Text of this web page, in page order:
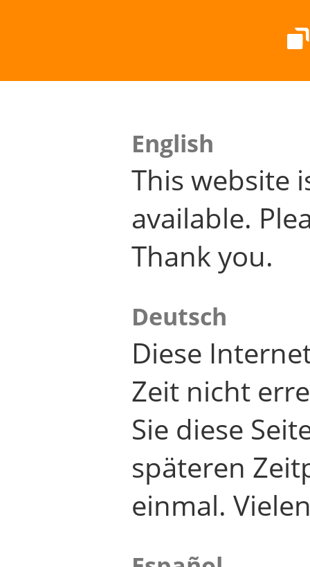
English
This website
available.
Thank you.
Deutsch
Diese
Zeit nicht
Sie diese
späteren
einmal.